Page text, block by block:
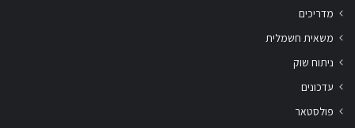
מדריכים
משאית חשמלית
ניתוח שוק
עדכונים
פולסטאר